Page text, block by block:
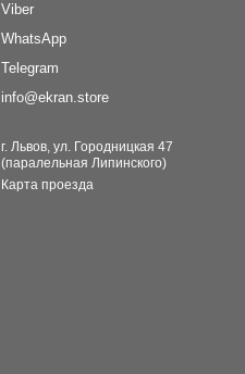
Viber
WhatsApp
Telegram
info@ekran.store
г. Львов, ул. Городницкая 47
(паралельная Липинского)
Карта проезда